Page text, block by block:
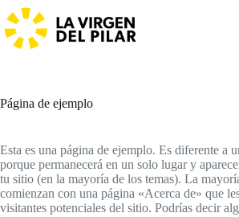
Saltar
al
contenido
Página de ejemplo
Esta es una página de ejemplo. Es diferente a
porque permanecerá en un solo lugar y
tu sitio (en la mayoría de los temas). La
comienzan con una página «Acerca de» que
visitantes potenciales del sitio. Podrías decir